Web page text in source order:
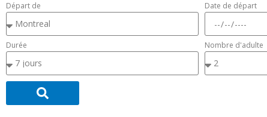
Départ de Date de départ
Durée Nombre d'adulte